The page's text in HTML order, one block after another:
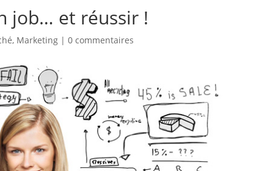
job… et réussir !
, Marketing |0 commentaires